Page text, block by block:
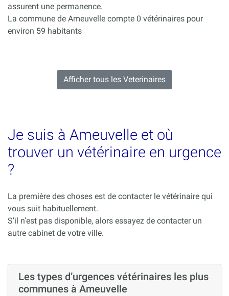
assurent une permanence.
La commune de Ameuvelle compte 0 vétérinaires pour
environ 59 habitants
Afficher tous les Veterinaires
Je suis à Ameuvelle et où
trouver un vétérinaire en urgence
?
La première des choses est de contacter le vétérinaire qui
vous suit habituellement.
S’il n’est pas disponible, alors essayez de contacter un
autre cabinet de votre ville.
Les types d’urgences vétérinaires les plus
communes à Ameuvelle